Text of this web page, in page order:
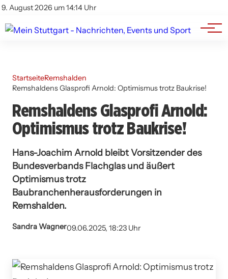
9. August 2026 um 14:14 Uhr
Impressum
Branchenbuch
Werbung
StartseiteRemshalden
Remshaldens Glasprofi Arnold: Optimismus trotz Baukrise!
Remshaldens Glasprofi Arnold:
Optimismus trotz Baukrise!
Hans-Joachim Arnold bleibt Vorsitzender des
Bundesverbands Flachglas und äußert
Optimismus trotz
Baubranchenherausforderungen in
Remshalden.
Sandra Wagner09.06.2025, 18:23 Uhr